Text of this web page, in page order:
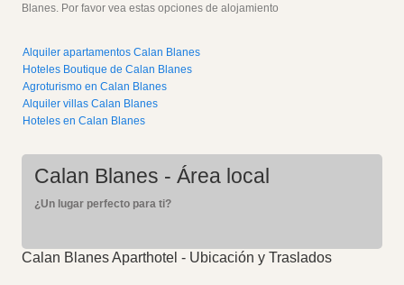
Blanes. Por favor vea estas opciones de alojamiento
Alquiler apartamentos Calan Blanes
Hoteles Boutique de Calan Blanes
Agroturismo en Calan Blanes
Alquiler villas Calan Blanes
Hoteles en Calan Blanes
Calan Blanes - Área local
¿Un lugar perfecto para ti?
Calan Blanes Aparthotel - Ubicación y Traslados